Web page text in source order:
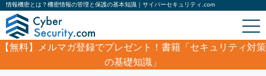
情報機密とは？機密情報の管理と保護の基本知識｜サイバーセキュリティ.com
【無料】
メルマガ登録でプレゼント！書籍「セキュリティ対策
の基礎知識」
情報機密とは？機密情報の管理と保護の基本知識